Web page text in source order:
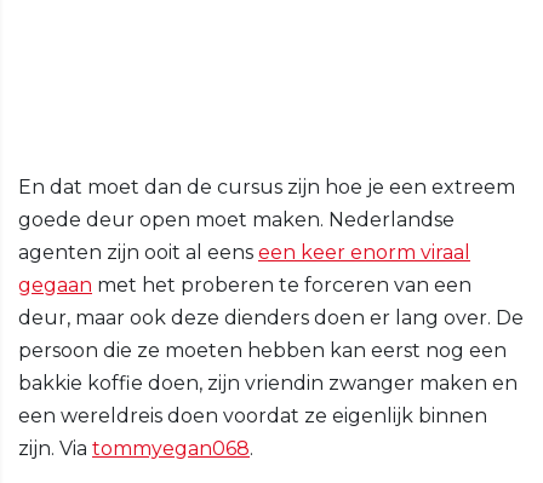
En dat moet dan de cursus zijn hoe je een extreem
goede deur open moet maken. Nederlandse
agenten zijn ooit al eens een keer enorm viraal
gegaan met het proberen te forceren van een
deur, maar ook deze dienders doen er lang over. De
persoon die ze moeten hebben kan eerst nog een
bakkie koffie doen, zijn vriendin zwanger maken en
een wereldreis doen voordat ze eigenlijk binnen
zijn. Via tommyegan068.